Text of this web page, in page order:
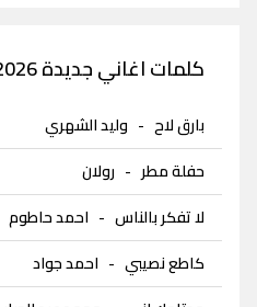
كلمات اغاني جديدة 2026
بارق لاح - وليد الشهري
حفلة مطر - رولان
لا تفكر بالناس - احمد حاطوم
كاطع نصيبي - احمد جواد